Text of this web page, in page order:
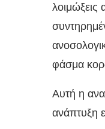
φάσμα
Αυτή η
ανάπτυξη